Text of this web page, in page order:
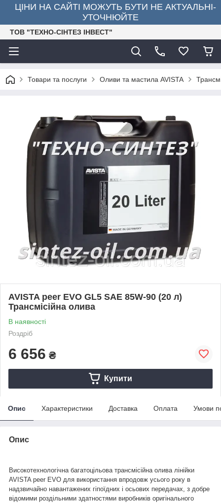
ЦІНИ НА САЙТІ МОЖУТЬ БУТИ НЕ АКТУАЛЬНІ-
УТОЧНЮЙТЕ
ТОВ "ТЕХНО-СІНТЕЗ ІНВЕСТ"
Товари та послуги Оливи та мастила AVISTA
AVISTA peer EVO GL5 SAE 85W-90 (20 л)
Трансмісійна олива
В наявності
Роздріб
6 656 ₴
Купити
Опис Характеристики Доставка Оплата Умови
Опис
Високотехнологічна багатоцільова трансмісійна олива лінійки
AVISTA peer EVO для використання впродовж усього року в
надзвичайно навантажених гіпоїдних і осьових передачах, з добре
відомими роздільними здатностями виробників оригінального